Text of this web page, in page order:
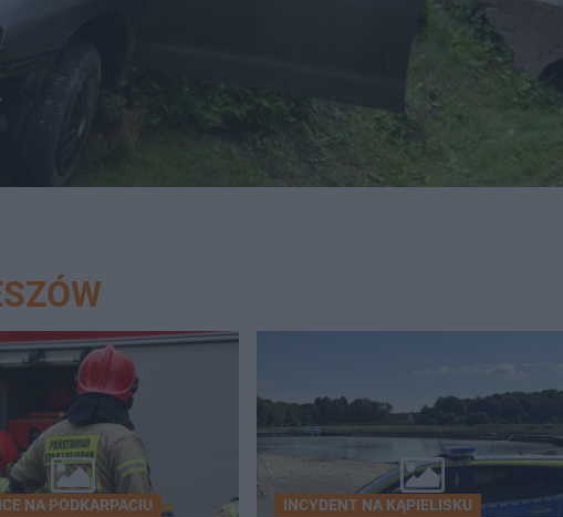
NA PODKARPACIU INCYDENT NA KĄPIELISKU